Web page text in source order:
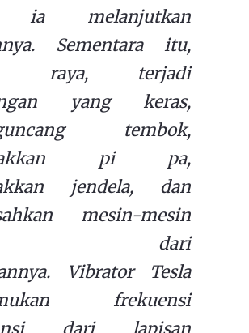
ia melanjutkan
Sementara itu,
raya, terjadi
yang keras,
tembok,
pi pa,
jendela, dan
mesin-mesin
dari
Vibrator Tesla
frekuensi
dari lapisan